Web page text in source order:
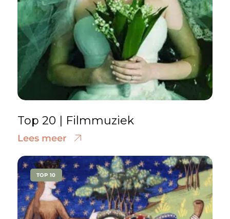
Top 20 | Filmmuziek
Lees meer
TOP 10